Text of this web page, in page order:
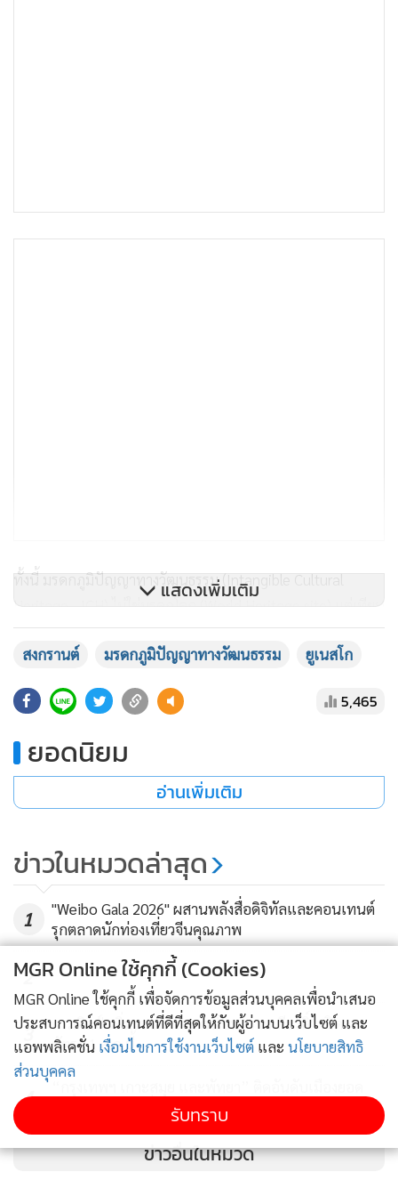
ทั้งนี้ มรดกภูมิปัญญาทางวัฒนธรรม (Intangible Cultural
Heritage - ICH) ไม่ใช่มรดกโลก (World Heritage site) แต่เทียบ
เท่า "มรดกโลก" เนื่องจากองค์การ UNESCO ได้ระบุไว้ว่า "มรดก
โลก" ใช้เรียกเฉพาะสถานที่เท่านั้น เช่น แหล่งโบราณคดี, อุทยาน
ขณะที่ "มรดกภูมิปัญญาทางวัฒนธรรม" ใช้เรียกเฉพาะหมวดหมู่
ในวัฒนธรรมที่จับต้องไม่ได้ การปฏิบัติ การเป็นตัวแทน การ
แสดงออก ความรู้ ทักษะ ตลอดจนเครื่องมือ วัตถุ สิ่งประดิษฐ์
และพื้นที่ทางวัฒนธรรมเกี่ยวข้องกับสิ่งเหล่านั้น ซึ่งชุมชน กลุ่ม
ชน และในบางกรณีปัจเจกบุคคลยอมรับว่า เป็นส่วนหนึ่งของ
มรดกทางวัฒนธรรมของตน
แสดงเพิ่มเติม
สงกรานต์ มรดกภูมิปัญญาทางวัฒนธรรม ยูเนสโก
5,465
ยอดนิยม
อ่านเพิ่มเติม
ข่าวในหมวดล่าสุด
1
"Weibo Gala 2026" ผสานพลังสื่อดิจิทัลและคอนเทนต์
รุกตลาดนักท่องเที่ยวจีนคุณภาพ
2
3
กรมศิลป์ เพิ่มรอบการแสดงโขน "รามเกียรติ์" เปิดจอง
บัตร 11 ส.ค.นี้
4
นิยมช่วงฤดูร้อนที่ชาวยุโรปสนใจ
ข่าวอื่นในหมวด
MGR Online ใช้คุกกี้ (Cookies)
MGR Online ใช้คุกกี้ เพื่อจัดการข้อมูลส่วนบุคคลเพื่อนำเสนอ
ประสบการณ์คอนเทนต์ที่ดีที่สุดให้กับผู้อ่านบนเว็บไซต์ และ
แอพพลิเคชั่น เงื่อนไขการใช้งานเว็บไซต์ และ นโยบายสิทธิ
ส่วนบุคคล
รับทราบ